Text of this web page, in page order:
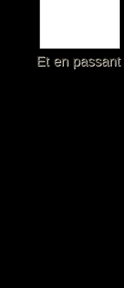
Et en passant